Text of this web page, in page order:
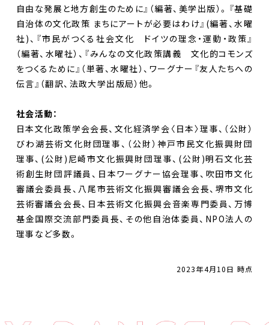
DANCE BOXとは
プロジェクト
コラム
ネットワーク
劇場レンタル
自由な発展と地方創生のために』（編著、美学出版）。『基礎
自治体の文化政策 まちにアートが必要はわけ』(編著、水曜
社)、『市民がつくる社会文化 ドイツの理念・運動・政策』
（編著、水曜社）、『みんなの文化政策講義 文化的コモンズ
をつくるために』（単著、水曜社）、ワーグナー『友人たちへの
伝言』（翻訳、法政大学出版局）他。
社会活動：
日本文化政策学会会長、文化経済学会〈日本〉理事、（公財）
びわ湖芸術文化財団理事、（公財）神戸市民文化振興財団
理事、(公財)尼崎市文化振興財団理事、(公財)明石文化芸
術創生財団評議員、日本ワーグナー協会理事、吹田市文化
審議会委員長、八尾市芸術文化振興審議会会長、堺市文化
芸術審議会会長、日本芸術文化振興会音楽専門委員、万博
基金国際交流部門委員長、その他自治体委員、NPO法人の
理事など多数。
2023年4月10日 時点